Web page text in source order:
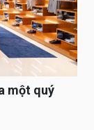
một quý